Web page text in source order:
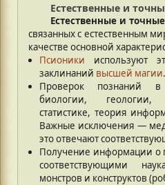
Естественные и
Естественные и
связанных с естественным
качестве основной
Псионики используют
заклинаний высшей магии.
Проверок познаний в
биологии,
статистике, теория
Важные исключения —
это отвечают
Получение информации о
соответствующими
монстров и конструктов